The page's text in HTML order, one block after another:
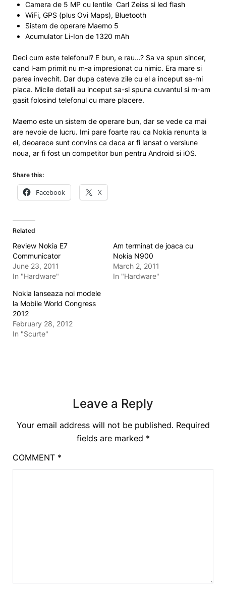
Camera de 5 MP cu lentile Carl Zeiss si led flash
WiFi, GPS (plus Ovi Maps), Bluetooth
Sistem de operare Maemo 5
Acumulator Li-Ion de 1320 mAh
Deci cum este telefonul? E bun, e rau…? Sa va spun sincer,
cand l-am primit nu m-a impresionat cu nimic. Era mare si
parea invechit. Dar dupa cateva zile cu el a inceput sa-mi
placa. Micile detalii au inceput sa-si spuna cuvantul si m-am
gasit folosind telefonul cu mare placere.
Maemo este un sistem de operare bun, dar se vede ca mai
are nevoie de lucru. Imi pare foarte rau ca Nokia renunta la
el, deoarece sunt convins ca daca ar fi lansat o versiune
noua, ar fi fost un competitor bun pentru Android si iOS.
Share this:
Facebook X
Related
Review Nokia E7
Communicator
June 23, 2011
In "Hardware"
Am terminat de joaca cu
Nokia N900
March 2, 2011
In "Hardware"
Nokia lanseaza noi modele
la Mobile World Congress
2012
February 28, 2012
In "Scurte"
Leave a Reply
Your email address will not be published. Required
fields are marked *
COMMENT *